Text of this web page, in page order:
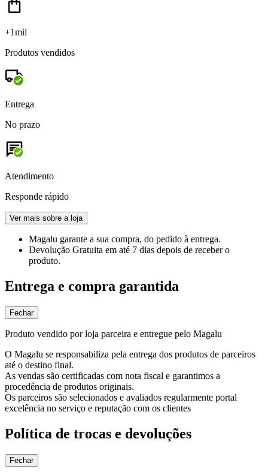
+1mil
Produtos vendidos
Entrega
No prazo
Atendimento
Responde rápido
Ver mais sobre a loja
Magalu garante a sua compra, do pedido à entrega.
Devolução Gratuita em até 7 dias depois de receber o
produto.
Entrega e compra garantida
Fechar
Produto vendido por loja parceira e entregue pelo Magalu
O Magalu se responsabiliza pela entrega dos produtos de parceiros
até o destino final.
As vendas são certificadas com nota fiscal e garantimos a
procedência de produtos originais.
Os parceiros são selecionados e avaliados regularmente portal
excelência no serviço e reputação com os clientes
Política de trocas e devoluções
Fechar